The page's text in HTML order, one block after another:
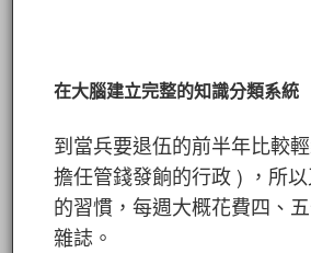
在大腦建立完整的知識分類系統
到當兵要退伍的前半年比較
擔任管錢發餉的行政 ) ，所
的習慣，每週大概花費四、
雜誌。